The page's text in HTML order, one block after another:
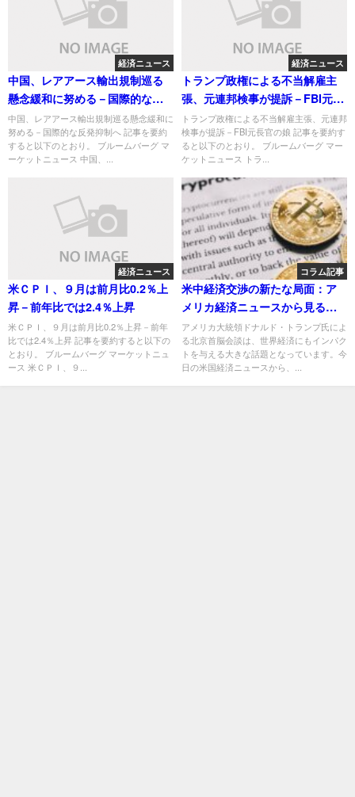
経済ニュース
中国、レアアース輸出規制巡る
懸念緩和に努める－国際的な反
発抑制へ
中国、レアアース輸出規制巡る懸念緩和に
努める－国際的な反発抑制へ 記事を要約
すると以下のとおり。 ブルームバーグ マ
ーケットニュース 中国、...
経済ニュース
トランプ政権による不当解雇主
張、元連邦検事が提訴－FBI元長
官の娘
トランプ政権による不当解雇主張、元連邦
検事が提訴－FBI元長官の娘 記事を要約す
ると以下のとおり。 ブルームバーグ マー
ケットニュース トラ...
経済ニュース
米ＣＰＩ、９月は前月比0.2％上
昇－前年比では2.4％上昇
米ＣＰＩ、９月は前月比0.2％上昇－前年
比では2.4％上昇 記事を要約すると以下の
とおり。 ブルームバーグ マーケットニュ
ース 米ＣＰＩ、９...
コラム記事
米中経済交渉の新たな局面：ア
メリカ経済ニュースから見る三
つの視点
アメリカ大統領ドナルド・トランプ氏によ
る北京首脳会談は、世界経済にもインパク
トを与える大きな話題となっています。今
日の米国経済ニュースから、...